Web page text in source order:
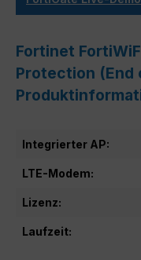
Fortinet
Protection (End
Integrierter AP:
LTE-Modem:
Lizenz:
Laufzeit: